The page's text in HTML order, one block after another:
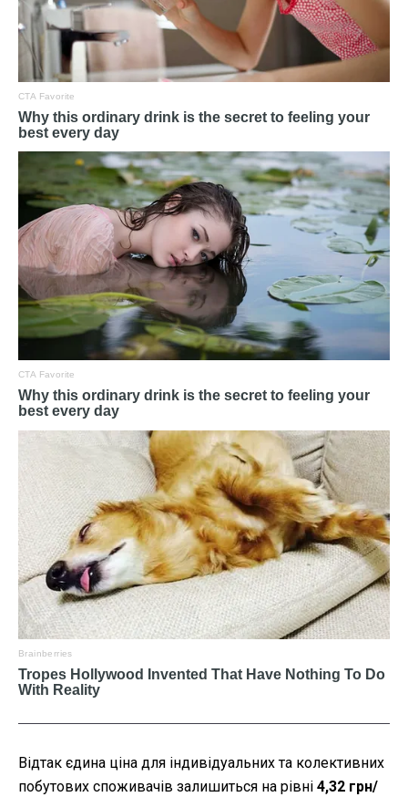
Відтак єдина ціна для індивідуальних та колективних
побутових споживачів залишиться на рівні 4,32 грн/